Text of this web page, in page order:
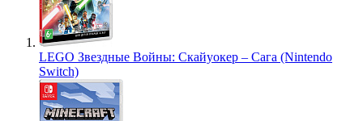
LEGO Звездные Войны: Скайуокер – Сага (Nintendo
Switch)